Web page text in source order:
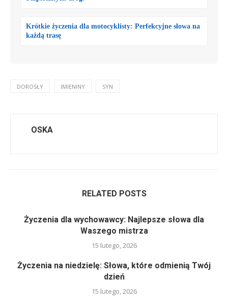
Krótkie życzenia dla motocyklisty: Perfekcyjne słowa na
każdą trasę
DOROSŁY IMIENINY SYN
OSKA
RELATED POSTS
Życzenia dla wychowawcy: Najlepsze słowa dla
Waszego mistrza
15 lutego, 2026
Życzenia na niedzielę: Słowa, które odmienią Twój
dzień
15 lutego, 2026